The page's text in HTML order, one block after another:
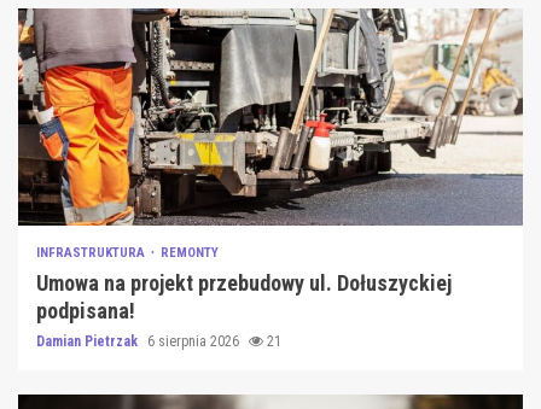
INFRASTRUKTURA REMONTY
Umowa na projekt przebudowy ul. Dołuszyckiej
podpisana!
Damian Pietrzak 6 sierpnia 2026 21